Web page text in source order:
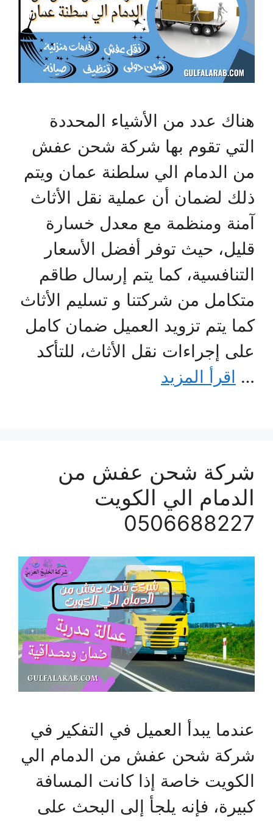
هناك عدد من الأشياء المحددة
التي تقوم بها شركة شحن عفش
من الدمام الي سلطنة عمان ويتم
ذلك لضمان أن عملية نقل الأثاث
آمنة ومنظمة مع معدل خسارة
قليل، حيث توفر أفضل الأسعار
التنافسية، كما يتم إرسال طاقم
متكامل من شركتنا و تسليم الأثاث
كما يتم تزويد العميل ضمان كامل
على إجراءات نقل الأثاث، للتأكد
… اقرأ المزيد
شركة شحن عفش من
الدمام الي الكويت
0506688227
عندما يبدأ العميل في التفكير في
شركة شحن عفش من الدمام الي
الكويت خاصة إذا كانت المسافة
كبيرة، فإنه يلجأ إلى البحث على